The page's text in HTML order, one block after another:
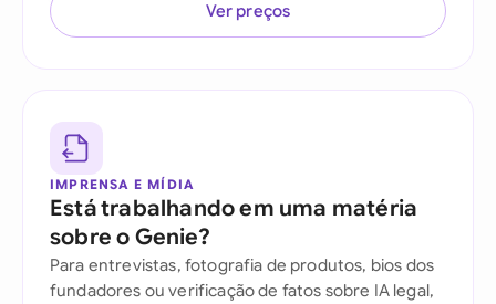
Ver preços
IMPRENSA E MÍDIA
Está trabalhando em uma matéria
sobre o Genie?
Para entrevistas, fotografia de produtos, bios dos
fundadores ou verificação de fatos sobre IA legal,